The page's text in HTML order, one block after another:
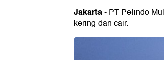
Jakarta- PT Pelindo
kering dan cair.